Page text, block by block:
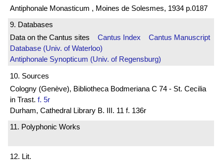
Antiphonale Monasticum , Moines de Solesmes, 1934 p.0187
9. Databases
Data on the Cantus sites Cantus Index
Cantus Manuscript
Database (Univ. of Waterloo)
Antiphonale Synopticum (Univ. of Regensburg)
10. Sources
Cologny (Genève), Bibliotheca Bodmeriana C 74 - St. Cecilia
in Trast. f. 5r
Durham, Cathedral Library B. III. 11 f. 136r
11. Polyphonic Works
12. Lit.